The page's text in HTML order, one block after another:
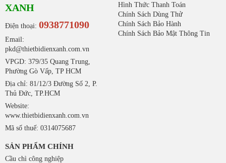
XANH
Điện thoại: 0938771090
Email:
pkd@thietbidienxanh.com.vn
VPGD: 379/35 Quang Trung,
Phường Gò Vấp, TP HCM
Địa chỉ: 81/12/3 Đường Số 2, P.
Thủ Đức, TP.HCM
Website:
www.thietbidienxanh.com.vn
Mã số thuế: 0314075687
Hình Thức Thanh Toán
Chính Sách Dùng Thử
Chính Sách Bảo Hành
Chính Sách Bảo Mật Thông Tin
SẢN PHẨM CHÍNH
Cầu chì công nghiệp